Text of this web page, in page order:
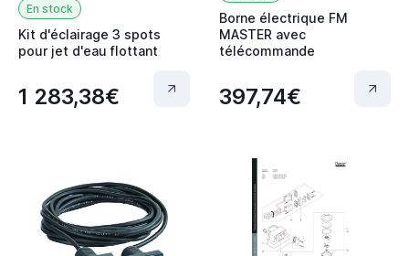
En stock
Kit d'éclairage 3 spots
pour jet d'eau flottant
1 283,38€
Borne électrique FM
MASTER avec
télécommande
397,74€